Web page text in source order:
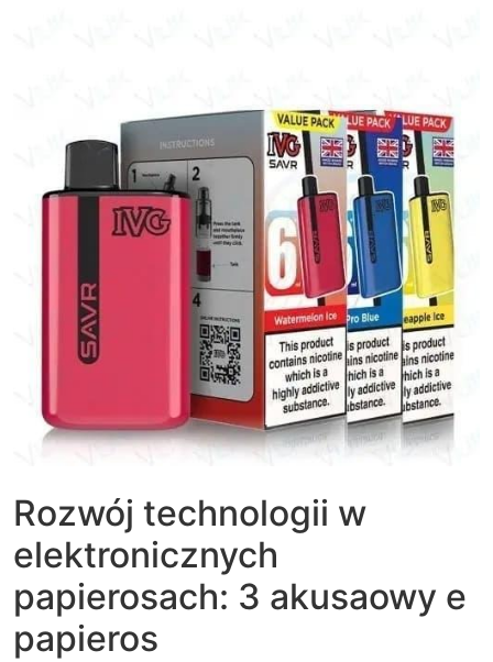
Rozwój technologii w
elektronicznych
papierosach: 3 akusaowy e
papieros